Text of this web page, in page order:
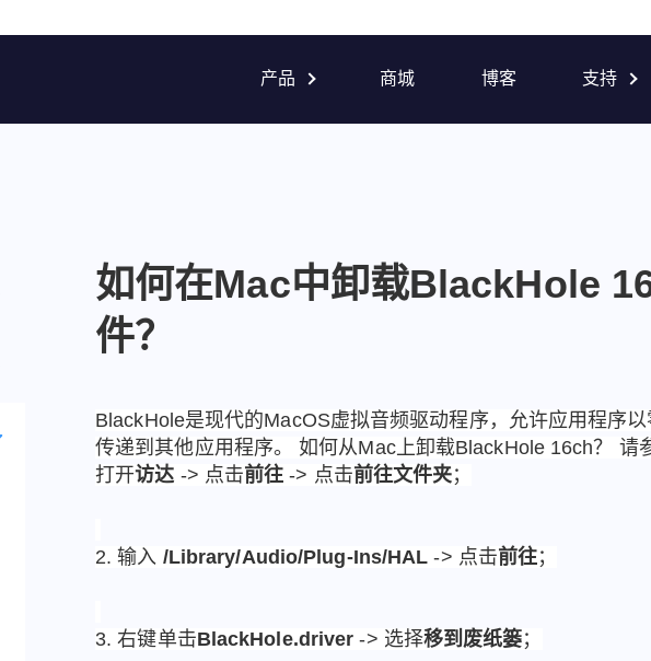
产品 商城 博客 支持
如何在Mac中卸载BlackHole
件？
BlackHole是现代的MacOS虚拟音频驱动程序，允许应用程序
传递到其他应用程序。 如何从Mac上卸载BlackHole 16ch？ 请
打开访达 -> 点击前往 -> 点击前往文件夹；
2. 输入 /Library/Audio/Plug-Ins/HAL -> 点击前往；
3. 右键单击BlackHole.driver -> 选择移到废纸篓；